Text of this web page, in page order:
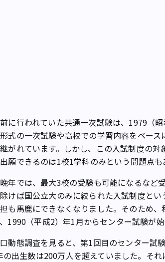
に行われていた共通一次試験は、1979（
式の一次試験や高校での学習内容をベー
がれています。しかし、この入試制度の
願できるのは1校1学科のみという問題点も
年では、最大3校の受験も可能になるなど
けば国公立大のみに絞られた入試制度と
も馬鹿にできなくなりました。そのため
1990（平成2）年1月からセンター試験が始
動態調査を見ると、第1回目のセンター試
出生数は200万人を超えていました。そ